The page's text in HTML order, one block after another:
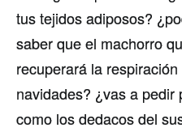
tus tejidos adiposos?
saber que el machorro
recuperará la
navidades? ¿vas a
como los dedacos del